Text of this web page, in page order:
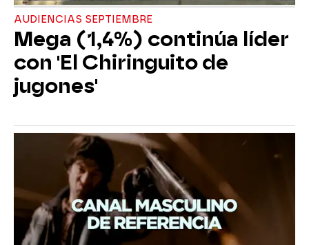
AUDIENCIAS SEPTIEMBRE
Mega (1,4%) continúa líder
con 'El Chiringuito de
jugones'